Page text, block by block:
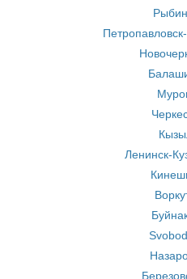
Ленинск-